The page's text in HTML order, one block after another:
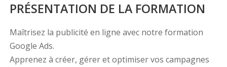
PRÉSENTATION DE LA FORMATION
Maîtrisez la publicité en ligne avec notre formation
Google Ads.
Apprenez à créer, gérer et optimiser vos campagnes